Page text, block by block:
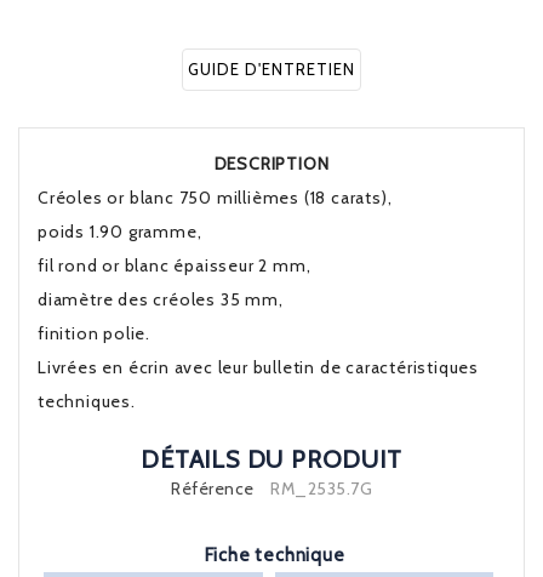
GUIDE D'ENTRETIEN
DESCRIPTION
Créoles or blanc 750 millièmes (18 carats),
poids 1.90 gramme,
fil rond or blanc épaisseur 2 mm,
diamètre des créoles 35 mm,
finition polie.
Livrées en écrin avec leur bulletin de caractéristiques
techniques.
DÉTAILS DU PRODUIT
Référence RM_2535.7G
Fiche technique